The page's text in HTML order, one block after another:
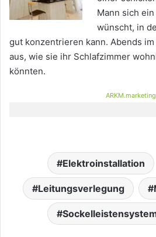
Mann sich
wünscht, in
gut konzentrieren kann. Abends
aus, wie sie ihr Schlafzimmer
könnten.
ARKM.marketing
Elektroinstallation
Leitungsverlegung